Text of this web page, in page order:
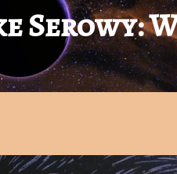
Serowy: